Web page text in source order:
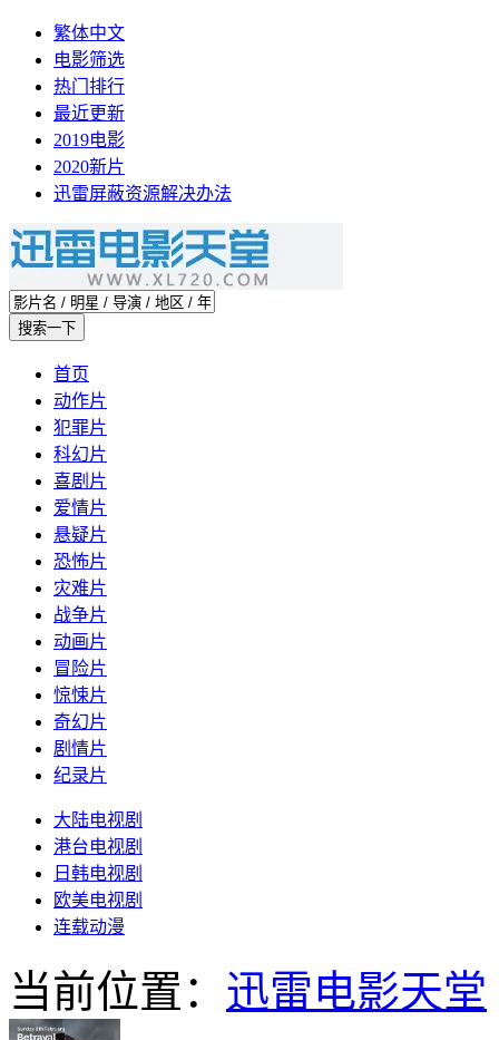
繁体中文
电影筛选
热门排行
最近更新
2019电影
2020新片
迅雷屏蔽资源解决办法
首页
动作片
犯罪片
科幻片
喜剧片
爱情片
悬疑片
恐怖片
灾难片
战争片
动画片
冒险片
惊悚片
奇幻片
剧情片
纪录片
大陆电视剧
港台电视剧
日韩电视剧
欧美电视剧
连载动漫
当前位置： 迅雷电影天堂